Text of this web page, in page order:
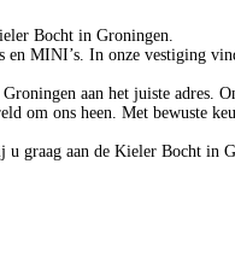
Bocht in Groningen.
MINI’s. In onze vestiging
aan het juiste adres.
om ons heen. Met bewuste
graag aan de Kieler Bocht in